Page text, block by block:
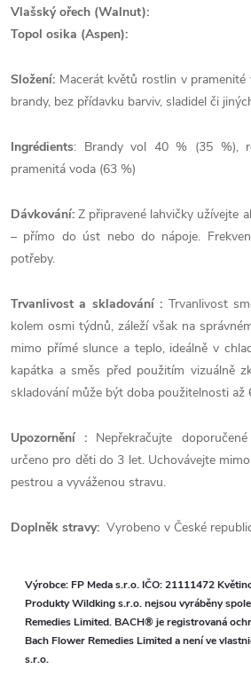
Vlašský ořech (Walnut):
Topol osika (Aspen):
Složení: Macerát květů rostlin v
brandy, bez přídavku barviv, sladidel či
Ingrédients: Brandy vol 40 % (35 %),
pramenitá voda (63 %)
Dávkování: Z připravené lahvičky užívejte
– přímo do úst nebo do nápoje.
potřeby.
Trvanlivost a skladování : Trvanlivost
kolem osmi týdnů, záleží však na
mimo přímé slunce a teplo, ideálně v
kapátka a směs před použitím vizuálně
skladování může být doba použitelnosti až
Upozornění : Nepřekračujte
určeno pro děti do 3 let. Uchovávejte
pestrou a vyváženou stravu.
Doplněk stravy: Vyrobeno v České
Výrobce: FP Meda s.r.o. IČO: 21111472
Produkty Wildking s.r.o. nejsou vyráběny
Remedies Limited. BACH® je registrovaná
Bach Flower Remedies Limited a není ve
s.r.o.